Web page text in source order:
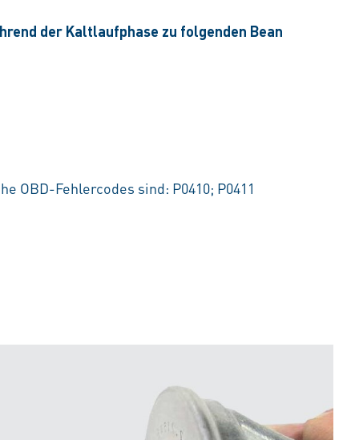
der Kaltlaufphase zu folgenden Bean
OBD-Fehlercodes sind: P0410; P0411